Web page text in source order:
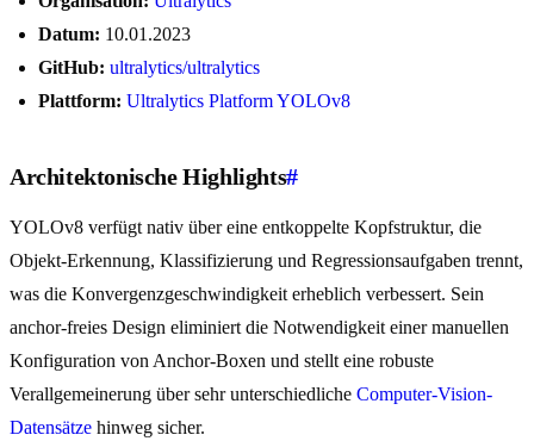
Datum: 10.01.2023
GitHub: ultralytics/ultralytics
Plattform: Ultralytics Platform YOLOv8
Architektonische Highlights#
YOLOv8 verfügt nativ über eine entkoppelte Kopfstruktur, die
Objekt-Erkennung, Klassifizierung und Regressionsaufgaben trennt,
was die Konvergenzgeschwindigkeit erheblich verbessert. Sein
anchor-freies Design eliminiert die Notwendigkeit einer manuellen
Konfiguration von Anchor-Boxen und stellt eine robuste
Verallgemeinerung über sehr unterschiedliche Computer-Vision-
Datensätze hinweg sicher.